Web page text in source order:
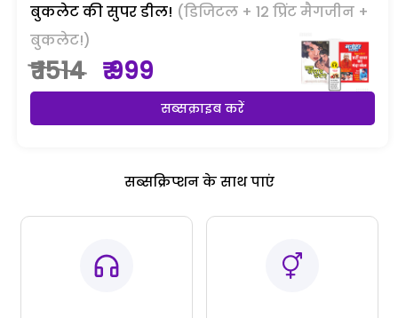
बुकलेट की सुपर डील! (डिजिटल + 12 प्रिंट मैगजीन +
बुकलेट!)
₹ 1514 ₹ 999
सब्सक्राइब करें
सब्सक्रिप्शन के साथ पाएं